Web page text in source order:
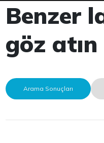
Benzer
göz atın
Arama Sonuçları